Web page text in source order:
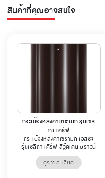
สินค้าที่คุณอาจสนใจ
กระเบื้องหลังคาเซรามิก รุ่นเซลิ
กา เคิร์ฟ
กระเบื้องหลังคาเซรามิก เอสซีจี
รุ่นเซลิกา เคิร์ฟ สีวู๊ดเดน บราวน์
ดูรายละเอียด